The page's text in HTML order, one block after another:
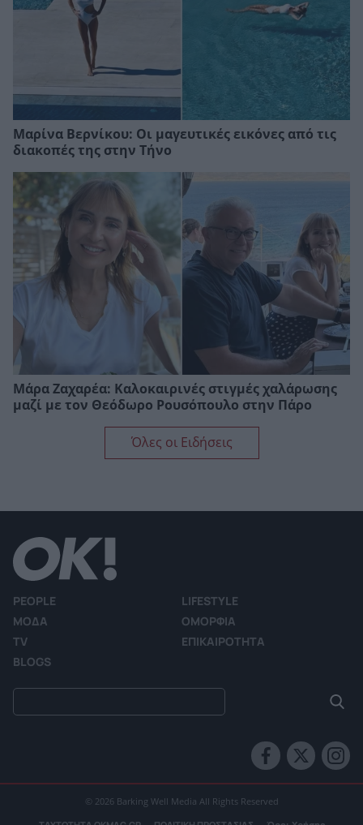
Μαρίνα Βερνίκου: Οι μαγευτικές εικόνες από τις
διακοπές της στην Τήνο
Μάρα Ζαχαρέα: Καλοκαιρινές στιγμές χαλάρωσης
μαζί με τον Θεόδωρο Ρουσόπουλο στην Πάρο
Όλες οι Ειδήσεις
PEOPLE
LIFESTYLE
ΜΟΔΑ
ΟΜΟΡΦΙΑ
TV
ΕΠΙΚΑΙΡΟΤΗΤΑ
BLOGS
© 2026 Barking Well Media All Rights Reserved